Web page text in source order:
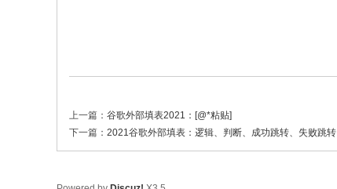
上一篇： 谷歌外部填表2021：[@*粘贴]
下一篇： 2021谷歌外部填表：逻辑、判断、成功跳转、失败跳转